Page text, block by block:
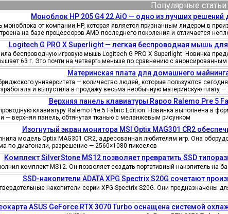
Популярные статьи
Моноблок HP 205 G4 22 AiO — одно из лучших
от компании HP, которая является признанным лидером в
на базе процессоров AMD последнего поколения и отличается
Logitech G PRO X Superlight — легкая беспроводная мышь
беспроводную игровую мышь Logitech G PRO X Superlight. Новинка
63 г. Это почти на четверть меньше по сравнению с
Материнская плата для домашнего
университета — количество людей, которые пользуются
и выпустила в продажу весьма необычную материнскую плату
Верхняя панель клавиатуры Rapoo Ralemo Pre 5
клавиатуру Ralemo Pre 5 Fabric Edition. Новинка выполнена в
— верхняя панель, обтянутая тканью с меланжевым рисунком
Изогнутый экран монитора MSI Optix MAG301 CR2
модель Optix MAG301 CR2, адресованная любителям игр. Она
по диагонали, разрешение — 2560×1080 пикселов
Комплект SilverStone MS12 позволяет превратить SSD
комплект MS12. Он позволяет создать портативный накопитель на
SSD-накопители ADATA XPG Spectrix S20G сочетают
накопители серии XPG Spectrix S20G. Они предназначены
ASUS GeForce RTX 3070 Turbo оснащена системой